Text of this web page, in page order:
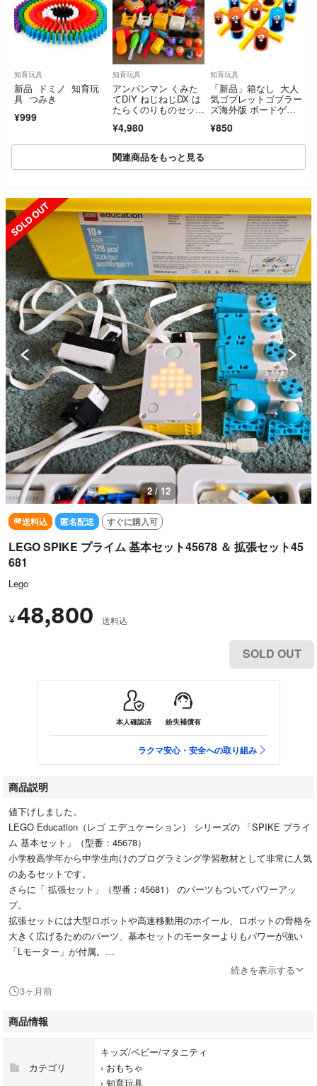
知育玩具
新品 ドミノ 知育玩
具 つみき
¥999
知育玩具
アンパンマン くみた
てDIY ねじねじDX は
たらくのりものセッ
¥4,980
知育玩具
「新品」箱なし 大人
気ゴブレットゴブラー
ズ海外版 ボードゲー
¥850
関連商品をもっと見る
3 / 12
送料込 匿名配送 すぐに購入可
LEGO SPIKE プライム 基本セット45678 ＆ 拡張セット45
681
Lego
¥48,800 送料込
SOLD OUT
本人確認済 紛失補償有
ラクマ安心・安全への取り組み
商品説明
値下げしました。
LEGO Education（レゴ エデュケーション） シリーズの 「SPIKE プライ
ム 基本セット」（型番：45678）
​小学校高学年から中学生向けのプログラミング学習教材として非常に人気
のあるセットです。
さらに「 拡張セット」（型番：45681） のパーツもついてパワーアッ
プ。
​拡張セットには大型ロボットや高速移動用のホイール、ロボットの骨格を
大きく広げるためのパーツ、​基本セットのモーターよりもパワーが強い
「Lモーター」が付属。
​プログラミング塾Crefusに数回だけ通った程度なので目立った欠損、汚れ
ただ中古品であることをご理解のうえお買い上げお願いします。
続きを表示する
3ヶ月前
商品情報
カテゴリ
キッズ/ベビー/マタニティ
› おもちゃ
› 知育玩具